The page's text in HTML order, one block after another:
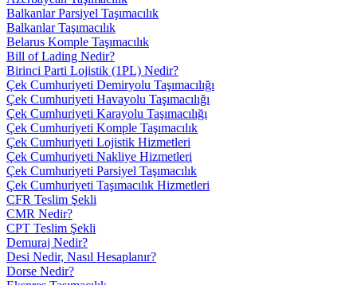
Balkanlar Parsiyel Taşımacılık
Balkanlar Taşımacılık
Belarus Komple Taşımacılık
Bill of Lading Nedir?
Birinci Parti Lojistik (1PL) Nedir?
Çek Cumhuriyeti Demiryolu Taşımacılığı
Çek Cumhuriyeti Havayolu Taşımacılığı
Çek Cumhuriyeti Karayolu Taşımacılığı
Çek Cumhuriyeti Komple Taşımacılık
Çek Cumhuriyeti Lojistik Hizmetleri
Çek Cumhuriyeti Nakliye Hizmetleri
Çek Cumhuriyeti Parsiyel Taşımacılık
Çek Cumhuriyeti Taşımacılık Hizmetleri
CFR Teslim Şekli
CMR Nedir?
CPT Teslim Şekli
Demuraj Nedir?
Desi Nedir, Nasıl Hesaplanır?
Dorse Nedir?